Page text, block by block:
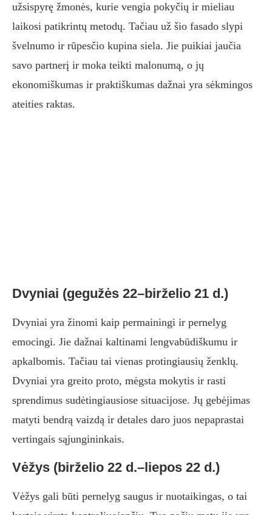
užsispyrę žmonės, kurie vengia pokyčių ir mieliau
laikosi patikrintų metodų. Tačiau už šio fasado slypi
švelnumo ir rūpesčio kupina siela. Jie puikiai jaučia
savo partnerį ir moka teikti malonumą, o jų
ekonomiškumas ir praktiškumas dažnai yra sėkmingos
ateities raktas.
Dvyniai (gegužės 22–birželio 21 d.)
Dvyniai yra žinomi kaip permainingi ir pernelyg
emocingi. Jie dažnai kaltinami lengvabūdiškumu ir
apkalbomis. Tačiau tai vienas protingiausių ženklų.
Dvyniai yra greito proto, mėgsta mokytis ir rasti
sprendimus sudėtingiausiose situacijose. Jų gebėjimas
matyti bendrą vaizdą ir detales daro juos nepaprastai
vertingais sąjungininkais.
Vėžys (birželio 22 d.–liepos 22 d.)
Vėžys gali būti pernelyg saugus ir nuotaikingas, o tai